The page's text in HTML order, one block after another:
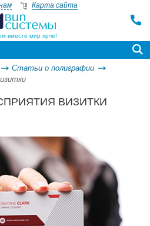
вместе мир ярче!
Карта сайта
Статьи о полиграфии
ВИЗИТКИ